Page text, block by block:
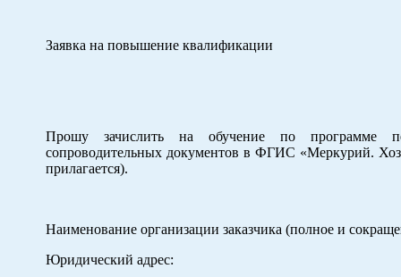
Заявка на повышение квалификации
Прошу зачислить на обучение по программе
сопроводительных документов в ФГИС «Меркурий.
прилагается).
Наименование организации заказчика (полное и
Юридический адрес: